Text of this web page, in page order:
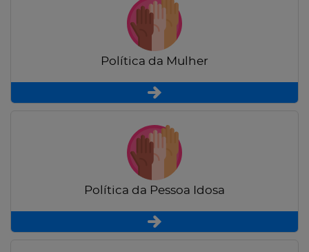
Política da Mulher
Política da Pessoa Idosa